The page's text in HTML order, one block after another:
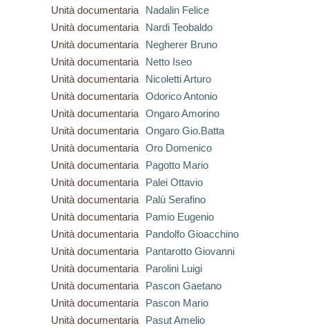
Unità documentaria
Nadalin Felice
Unità documentaria
Nardi Teobaldo
Unità documentaria
Negherer Bruno
Unità documentaria
Netto Iseo
Unità documentaria
Nicoletti Arturo
Unità documentaria
Odorico Antonio
Unità documentaria
Ongaro Amorino
Unità documentaria
Ongaro Gio.Batta
Unità documentaria
Oro Domenico
Unità documentaria
Pagotto Mario
Unità documentaria
Palei Ottavio
Unità documentaria
Palù Serafino
Unità documentaria
Pamio Eugenio
Unità documentaria
Pandolfo Gioacchino
Unità documentaria
Pantarotto Giovanni
Unità documentaria
Parolini Luigi
Unità documentaria
Pascon Gaetano
Unità documentaria
Pascon Mario
Unità documentaria
Pasut Amelio